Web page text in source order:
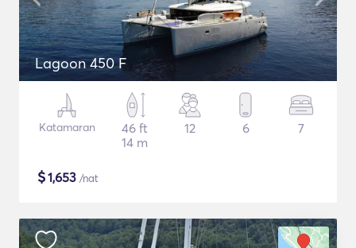
Lagoon 450 F
Katamaran
46 ft
14 m
12 6 7
$1,653 /nat